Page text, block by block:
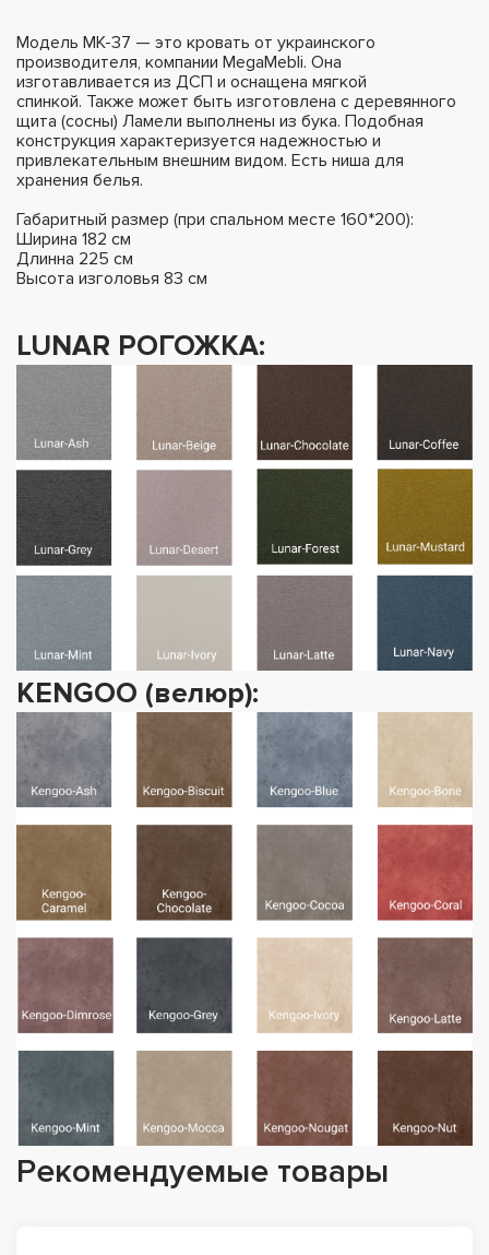
Модель МК-37 — это кровать от украинского
производителя, компании MegaMebli. Она
изготавливается из ДСП и оснащена мягкой
спинкой. Также может быть изготовлена с деревянного
щита (сосны) Ламели выполнены из бука. Подобная
конструкция характеризуется надежностью и
привлекательным внешним видом. Есть ниша для
хранения белья.
Габаритный размер (при спальном месте 160*200):
Ширина 182 см
Длинна 225 см
Высота изголовья 83 см
LUNAR РОГОЖКА:
KENGOO (велюр):
Рекомендуемые товары